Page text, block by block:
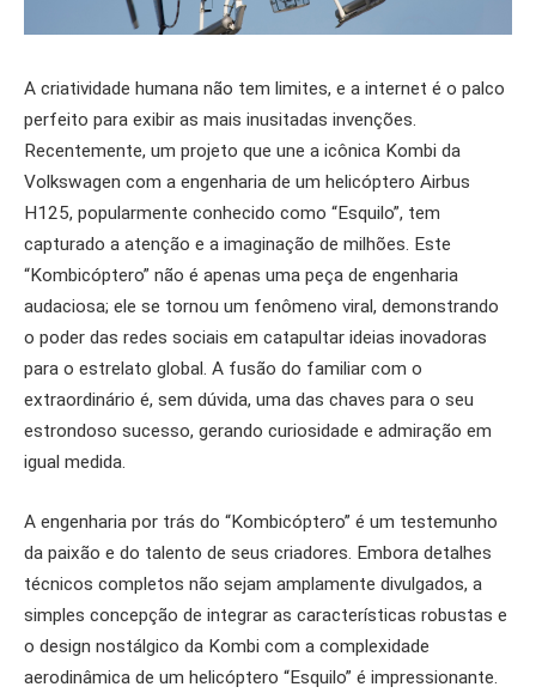
A criatividade humana não tem limites, e a internet é o palco
perfeito para exibir as mais inusitadas invenções.
Recentemente, um projeto que une a icônica Kombi da
Volkswagen com a engenharia de um helicóptero Airbus
H125, popularmente conhecido como “Esquilo”, tem
capturado a atenção e a imaginação de milhões. Este
“Kombicóptero” não é apenas uma peça de engenharia
audaciosa; ele se tornou um fenômeno viral, demonstrando
o poder das redes sociais em catapultar ideias inovadoras
para o estrelato global. A fusão do familiar com o
extraordinário é, sem dúvida, uma das chaves para o seu
estrondoso sucesso, gerando curiosidade e admiração em
igual medida.
A engenharia por trás do “Kombicóptero” é um testemunho
da paixão e do talento de seus criadores. Embora detalhes
técnicos completos não sejam amplamente divulgados, a
simples concepção de integrar as características robustas e
o design nostálgico da Kombi com a complexidade
aerodinâmica de um helicóptero “Esquilo” é impressionante.